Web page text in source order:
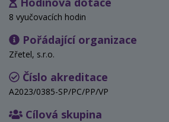
8 vyučovacích hodin
Pořádající organizace
Zřetel, s.r.o.
Číslo akreditace
A2023/0385-SP/PC/PP/VP
Cílová skupina